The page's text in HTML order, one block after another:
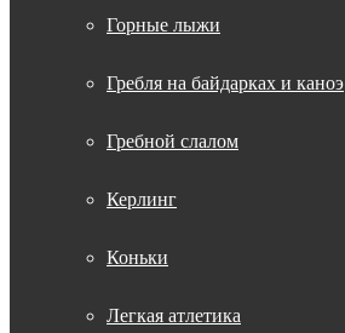
Горные лыжи
Гребля на байдарках и каноэ
Гребной слалом
Керлинг
Коньки
Легкая атлетика